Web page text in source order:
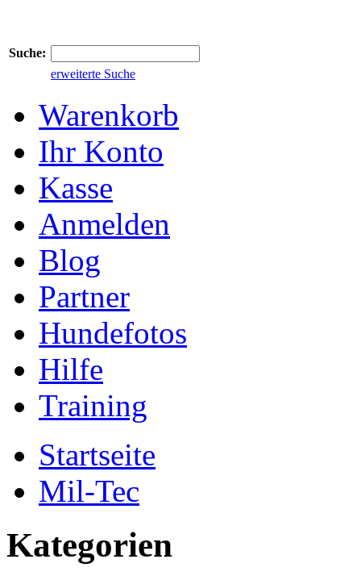
Suche:
erweiterte Suche
Warenkorb
Ihr Konto
Kasse
Anmelden
Blog
Partner
Hundefotos
Hilfe
Training
Startseite
Mil-Tec
Kategorien